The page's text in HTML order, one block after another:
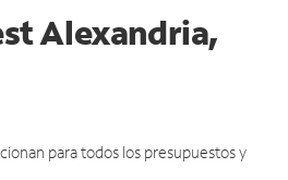
Alexandria,
para todos los presupuestos y